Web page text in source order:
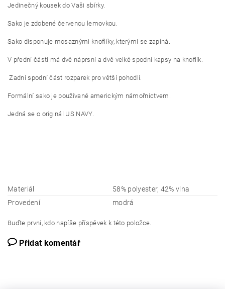
Jedinečný kousek do Vaši sbírky.
Sako je zdobené červenou lemovkou.
Sako disponuje mosaznými knoflíky, kterými se zapíná.
V přední části má dvě náprsní a dvě velké spodní kapsy na knoflík.
Zadní spodní část rozparek pro větší pohodlí.
Formální sako je používané americkým námořnictvem.
Jedná se o originál US NAVY.
Materiál
58% polyester, 42% vlna
Provedení
modrá
Buďte první, kdo napíše příspěvek k této položce.
Přidat komentář